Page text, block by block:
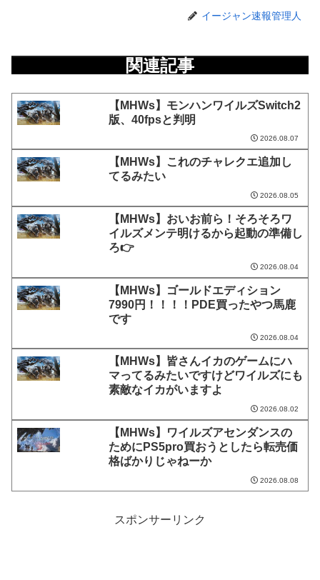
イージャン速報管理人
関連記事
【MHWs】モンハンワイルズSwitch2
版、40fpsと判明
2026.08.07
【MHWs】これのチャレクエ追加し
てるみたい
2026.08.05
【MHWs】おいお前ら！そろそろワ
イルズメンテ明けるから起動の準備し
ろ👉
2026.08.04
【MHWs】ゴールドエディション
7990円！！！！PDE買ったやつ馬鹿
です
2026.08.04
【MHWs】皆さんイカのゲームにハ
マってるみたいですけどワイルズにも
素敵なイカがいますよ
2026.08.02
【MHWs】ワイルズアセンダンスの
ためにPS5pro買おうとしたら転売価
格ばかりじゃねーか
2026.08.08
スポンサーリンク